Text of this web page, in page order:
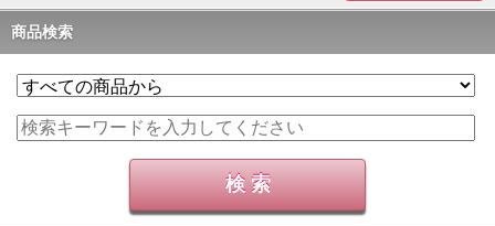
商品検索